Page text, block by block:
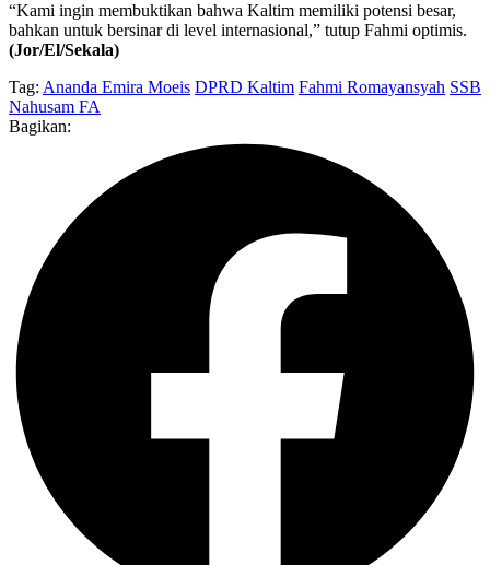
“Kami ingin membuktikan bahwa Kaltim memiliki potensi besar,
bahkan untuk bersinar di level internasional,” tutup Fahmi optimis.
(Jor/El/Sekala)
Tag: Ananda Emira Moeis DPRD Kaltim Fahmi Romayansyah SSB
Nahusam FA
Bagikan: